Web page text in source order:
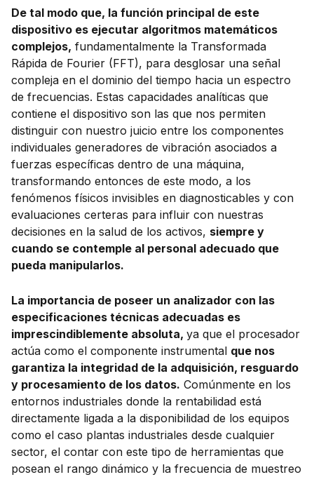
De tal modo que, la función principal de este
dispositivo es ejecutar algoritmos matemáticos
complejos, fundamentalmente la Transformada
Rápida de Fourier (FFT), para desglosar una señal
compleja en el dominio del tiempo hacia un espectro
de frecuencias. Estas capacidades analíticas que
contiene el dispositivo son las que nos permiten
distinguir con nuestro juicio entre los componentes
individuales generadores de vibración asociados a
fuerzas específicas dentro de una máquina,
transformando entonces de este modo, a los
fenómenos físicos invisibles en diagnosticables y con
evaluaciones certeras para influir con nuestras
decisiones en la salud de los activos, siempre y
cuando se contemple al personal adecuado que
pueda manipularlos.
La importancia de poseer un analizador con las
especificaciones técnicas adecuadas es
imprescindiblemente absoluta, ya que el procesador
actúa como el componente instrumental que nos
garantiza la integridad de la adquisición, resguardo
y procesamiento de los datos. Comúnmente en los
entornos industriales donde la rentabilidad está
directamente ligada a la disponibilidad de los equipos
como el caso plantas industriales desde cualquier
sector, el contar con este tipo de herramientas que
posean el rango dinámico y la frecuencia de muestreo